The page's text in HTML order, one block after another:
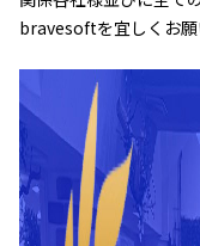
bravesoftを宜しくお願